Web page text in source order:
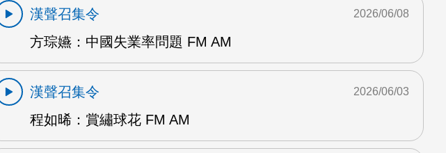
漢聲召集令
方琮嬿：中國失業率問題 FM AM
2026/06/08
漢聲召集令
程如晞：賞繡球花 FM AM
2026/06/03